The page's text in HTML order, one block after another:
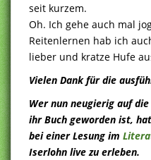
seit kurzem.
Oh. Ich gehe auch mal
Reitenlernen hab ich
lieber und kratze Hufe
Vielen Dank für die
Wer nun neugierig auf
ihr Buch geworden ist,
bei einer Lesung im
Iserlohn live zu erleben.